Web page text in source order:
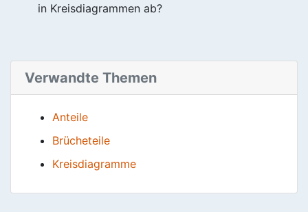
in Kreisdiagrammen ab?
Verwandte Themen
Anteile
Brücheteile
Kreisdiagramme